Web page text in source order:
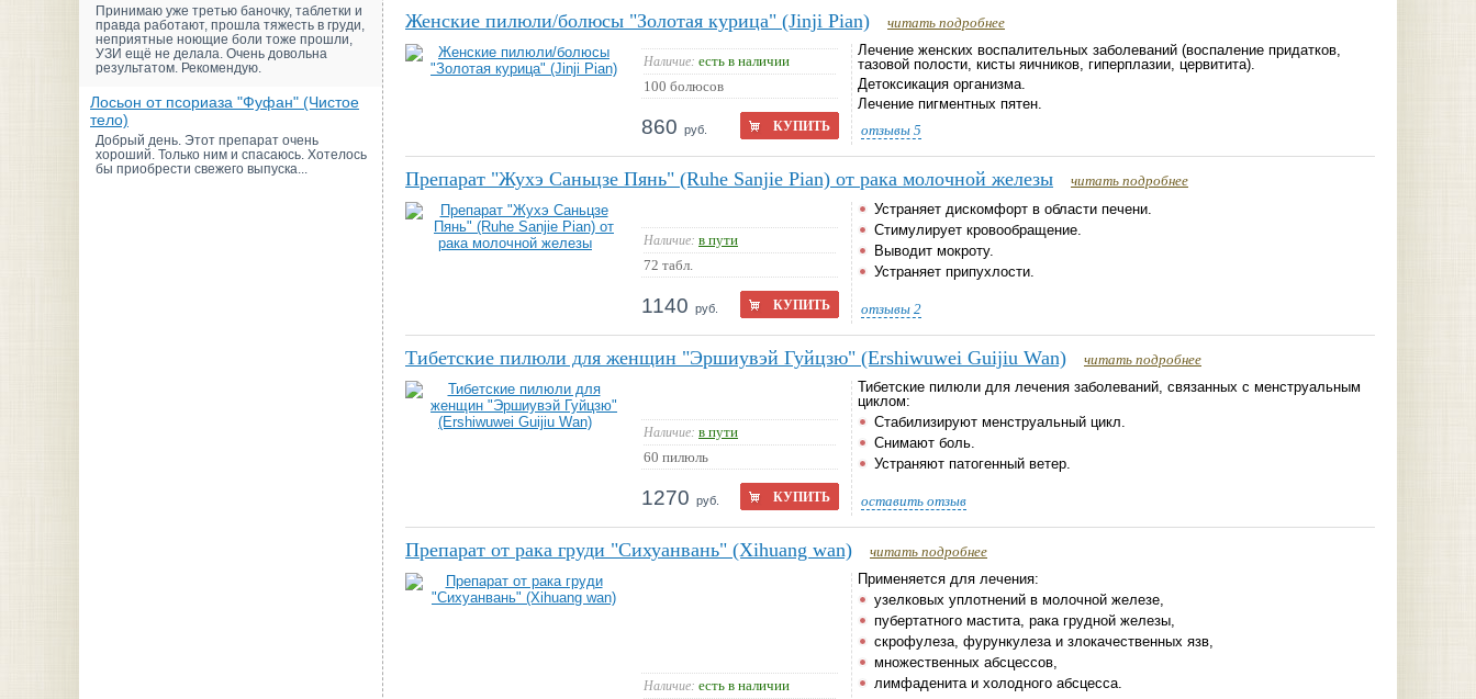
Принимаю уже третью баночку, таблетки и
правда работают, прошла тяжесть в груди,
неприятные ноющие боли тоже прошли,
УЗИ ещё не делала. Очень довольна
результатом. Рекомендую.
Лосьон от псориаза "Фуфан" (Чистое
тело)
Добрый день. Этот препарат очень
хороший. Только ним и спасаюсь. Хотелось
бы приобрести свежего выпуска...
Женские пилюли/болюсы "Золотая курица" (Jinji Pian) читать подробнее
Наличие: есть в наличии
100 болюсов
860 руб. КУПИТЬ
Лечение женских воспалительных заболеваний (воспаление придатков,
тазовой полости, кисты яичников, гиперплазии, цервитита).
Детоксикация организма.
Лечение пигментных пятен.
отзывы 5
Препарат "Жухэ Саньцзе Пянь" (Ruhe Sanjie Pian) от рака молочной железы читать подробнее
Наличие: в пути
72 табл.
1140 руб. КУПИТЬ
Устраняет дискомфорт в области печени.
Стимулирует кровообращение.
Выводит мокроту.
Устраняет припухлости.
отзывы 2
Тибетские пилюли для женщин "Эршиувэй Гуйцзю" (Ershiwuwei Guijiu Wan) читать подробнее
Наличие: в пути
60 пилюль
1270 руб. КУПИТЬ
Тибетские пилюли для лечения заболеваний, связанных с менструальным
циклом:
Стабилизируют менструальный цикл.
Снимают боль.
Устраняют патогенный ветер.
оставить отзыв
Препарат от рака груди "Сихуанвань" (Xihuang wan) читать подробнее
Наличие: есть в наличии
Применяется для лечения:
узелковых уплотнений в молочной железе,
пубертатного мастита, рака грудной железы,
скрофулеза, фурункулеза и злокачественных язв,
множественных абсцессов,
лимфаденита и холодного абсцесса.